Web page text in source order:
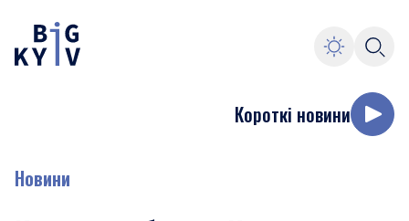
Короткі новини
Новини